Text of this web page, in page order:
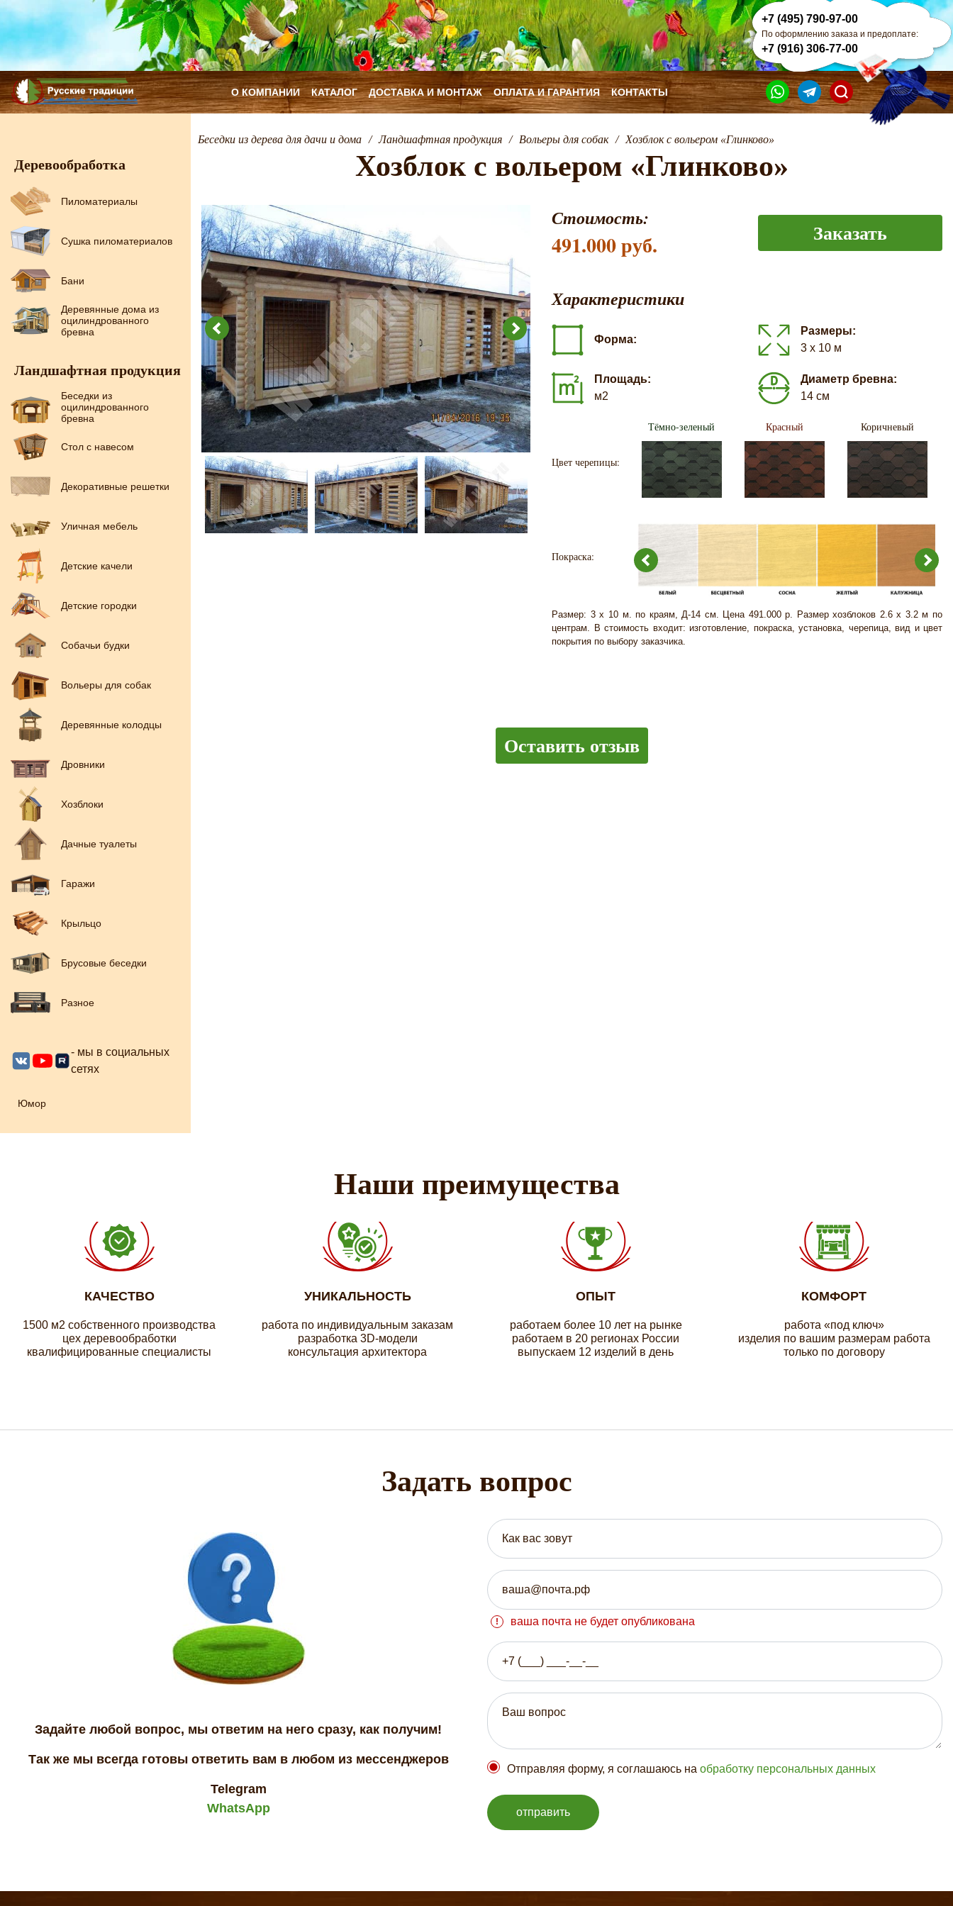
О КОМПАНИИ ДОСТАВКА И МОНТАЖ ОПЛАТА И ГАРАНТИЯ КОНТАКТЫ
КАТАЛОГ
+7 (495) 790-97-00
По оформлению заказа и предоплате:
+7 (916) 306-77-00
Деревообработка
Пиломатериалы
Сушка пиломатериалов
Бани
Деревянные дома из
оцилиндрованного
бревна
Ландшафтная продукция
Беседки из
оцилиндрованного
бревна
Стол с навесом
Декоративные решетки
Уличная мебель
Детские качели
Детские городки
Собачьи будки
Вольеры для собак
Деревянные колодцы
Дровники
Хозблоки
Дачные туалеты
Гаражи
Крыльцо
Брусовые беседки
Разное
- мы в социальных
сетях
Юмор
Беседки из дерева для дачи и дома / Ландшафтная продукция / Вольеры для собак / Хозблок с вольером «Глинково»
Хозблок с вольером «Глинково»
Стоимость:
491.000 руб. Заказать
Характеристики
Форма:
Размеры:
3 х 10 м
Площадь:
м2
Диаметр бревна:
14 см
Цвет черепицы:
Тёмно-зеленый Красный Коричневый
Покраска:
Размер: 3 х 10 м. по краям, Д-14 см. Цена 491.000 р. Размер хозблоков 2.6 х 3.2 м по
центрам. В стоимость входит: изготовление, покраска, установка, черепица, вид и цвет
покрытия по выбору заказчика.
Оставить отзыв
Наши преимущества
КАЧЕСТВО
1500 м2 собственного производства
цех деревообработки
квалифицированные специалисты
УНИКАЛЬНОСТЬ
работа по индивидуальным заказам
разработка 3D-модели
консультация архитектора
ОПЫТ
работаем более 10 лет на рынке
работаем в 20 регионах России
выпускаем 12 изделий в день
КОМФОРТ
работа «под ключ»
изделия по вашим размерам работа
только по договору
Задать вопрос
Задайте любой вопрос, мы ответим на него сразу, как получим!
Так же мы всегда готовы ответить вам в любом из мессенджеров
Telegram
WhatsApp
ваша почта не будет опубликована
Отправляя форму, я соглашаюсь на обработку персональных данных
отправить